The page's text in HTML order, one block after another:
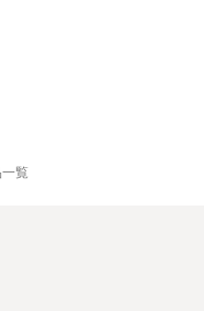
覧